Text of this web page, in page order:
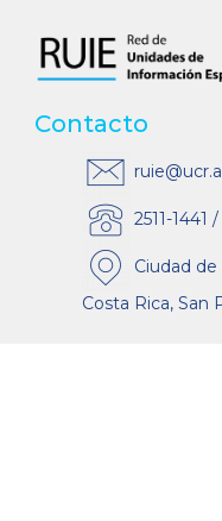
Contacto
2511-1441
Ciudad
Costa Rica, San